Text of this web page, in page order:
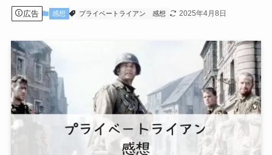
広告 感想 プライベートライアン 感想 2025年4月8日